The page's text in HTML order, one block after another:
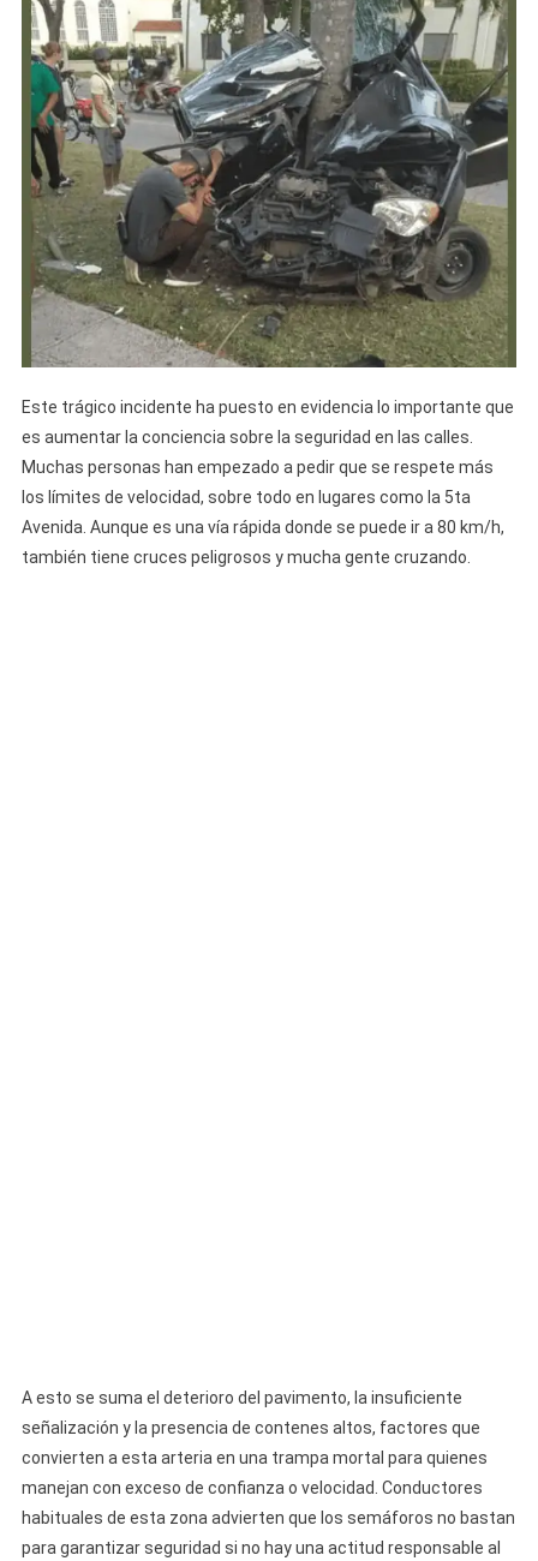
Este trágico incidente ha puesto en evidencia lo importante que
es aumentar la conciencia sobre la seguridad en las calles.
Muchas personas han empezado a pedir que se respete más
los límites de velocidad, sobre todo en lugares como la 5ta
Avenida. Aunque es una vía rápida donde se puede ir a 80 km/h,
también tiene cruces peligrosos y mucha gente cruzando.
A esto se suma el deterioro del pavimento, la insuficiente
señalización y la presencia de contenes altos, factores que
convierten a esta arteria en una trampa mortal para quienes
manejan con exceso de confianza o velocidad. Conductores
habituales de esta zona advierten que los semáforos no bastan
para garantizar seguridad si no hay una actitud responsable al